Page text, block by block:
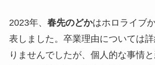
2023年、 春先のどかはホロライブ
表しました。卒業理由については
りませんでしたが、個人的な事情